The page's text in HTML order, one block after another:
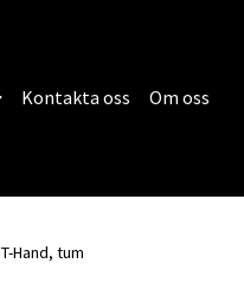
Kontakta oss Om oss
T-Hand, tum